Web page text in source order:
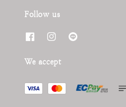
Follow us
We accept